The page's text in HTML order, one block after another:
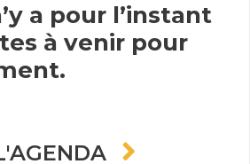
a pour l’instant
à venir pour